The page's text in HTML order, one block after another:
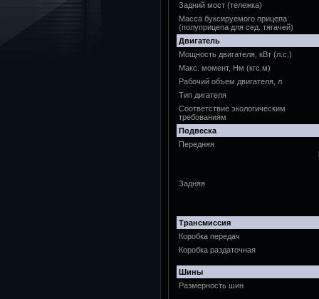
Задний мост (тележка)
Масса буксируемого прицепа
(полуприцепа для сед. тягачей)
Двигатель
Мощность двигателя, кВт (л.с.)
Макс. момент, Нм (кгс.м)
Рабочий объем двигателя, л
Тип дигателя
Соответствие экологическим
требованиям
Подвеска
Передняя
Задняя
Трансмиссия
Коробка передач
Коробка раздаточная
Шины
Размерность шин